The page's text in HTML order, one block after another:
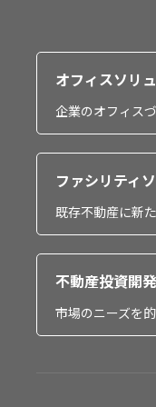
オフィスソリ
企業のオフィス
ファシリティ
既存不動産に新
不動産投資開
市場のニーズを